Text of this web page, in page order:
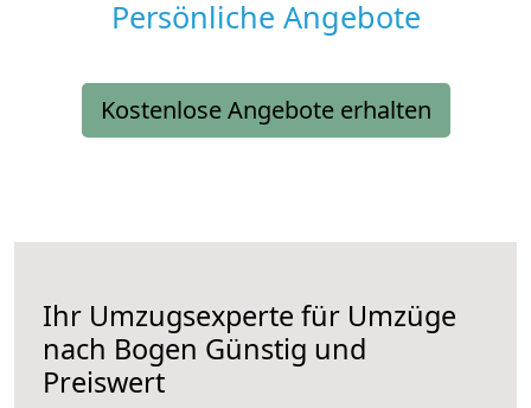
Persönliche Angebote
Kostenlose Angebote erhalten
Ihr Umzugsexperte für Umzüge
nach Bogen Günstig und
Preiswert